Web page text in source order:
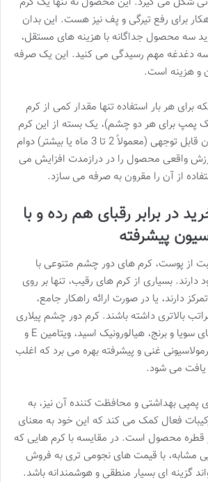
برای رفع تیرگی و پف نیز هست. این بدان
سه محصول جداگانه با هزینه های مستقل،
دغدغه مهم رسیدگی می کنید. این یک صرفه
و هزینه است.
برای هر بار استفاده تنها مقدار کمی از کرم
پمپ برای هر دو چشم)، یک بسته از این کرم
می تواند برای مدت زمان قابل توجهی (معمولاً 2 تا 3 ماه یا بیشتر) دوام
ارزش واقعی محصول را در درازمدت افزایش می
از آن را مقرون به صرفه می سازد.
در برابر رقبای هم رده و با
پیشرفته
از پوست، کرم های دور چشم متنوعی با
بسیاری از کرم های رقیب، تنها بر روی
دارند، یا در صورت ارائه راهکار جامع،
بالاتری داشته باشند. کرم دور چشم پیلاری
با ترکیباتی مانند پپتیدهای سویا و برنج، هیالورونیک اسید، ویتامین E و
غنی و پیشرفته بهره می برد که اغلب
می شود.
پمپی بهداشتی و محافظت کننده آن نیز، به
فعال کمک می کند که این خود به معنای
قطره محصول است. در مقایسه با کرم هایی که
مشابه، با قیمت های نجومی تری به فروش
گزینه ای بسیار منطقی و هوشمندانه باشد.